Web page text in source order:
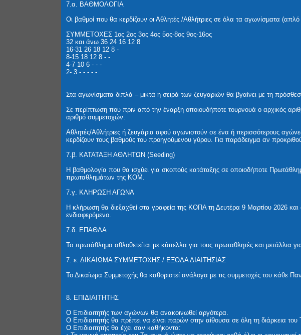
7.α. ΒΑΘΜΟΛΟΓΙΑ
Οι βαθμοί που θα κερδίζουν οι Αθλητές /Αθλήτριες σε όλα τα αγωνίσματα
ΣΥΜΜΕΤΟΧΕΣ 1ος 2ος 3ος 4ος 5ος-8ος 9ος-16ος
32 και άνω 36 24 16 12 8
16-31 26 18 12 8 -
8-15 18 12 8 - -
4-7 10 6 - - -
2- 3 - - - - -
Στα αγωνίσματα διπλά – μικτά η σειρά των ζευγαριών θα βγαίνει με τη
Σε περίπτωση που πριν από την έναρξη οποιουδήποτε τουρνουά ο αρχικός
αριθμό συμμετοχών.
Αθλητές/Αθλήτριες ή ζευγάρια αφού αγωνιστούν σε ένα ή περισσότερους
κερδίζουν τους βαθμούς του προηγούμενου γύρου. Για παράδειγμα αν
7.β. ΚΑΤΑΤΑΞΗ ΑΘΛΗΤΩΝ (Seeding)
Η βαθμολογία που θα ισχύει για σκοπούς κατάταξης σε οποιοδήποτε
πρωταθλημάτων της ΚΟΜ.
7.γ. ΚΛΗΡΩΣΗ ΑΓΩΝΑ
Η κλήρωση θα διεξαχθεί στα γραφεία της ΚΟΠΑ τη Δευτέρα 9 Μαρτίου 2026
ενδιαφερόμενο.
7.δ. ΕΠΑΘΛΑ
Το πρωτάθλημα αθλοθετείται με κύπελλα για τους πρωταθλητές και μετάλλια για
7. ε. ΔΙΚΑΙΩΜΑ ΣΥΜΜΕΤΟΧΗΣ / ΕΞΟΔΑ ΔΙΑΙΤΗΣΙΑΣ
Το Δικαίωμα Συμμετοχής θα καθοριστεί ανάλογα με τις συμμετοχές του κάθε
8. ΕΠΙΔΙΑΙΤΗΤΗΣ
O Επιδιαιτητής των αγώνων θα ανακοινωθεί αργότερα.
Ο Επιδιαιτητής θα πρέπει να είναι παρών στην αίθουσα σε όλη τη διάρκεια του
Ο Επιδιαιτητής θα έχει σαν καθήκοντα: